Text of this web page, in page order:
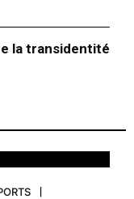
la transidentité